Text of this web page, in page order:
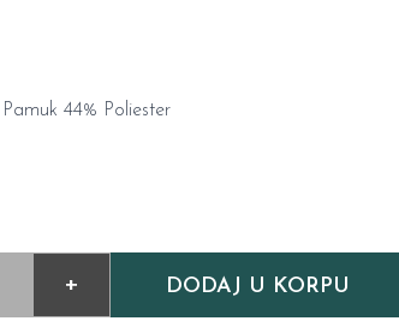
44% Poliester
+ DODAJ U KORPU